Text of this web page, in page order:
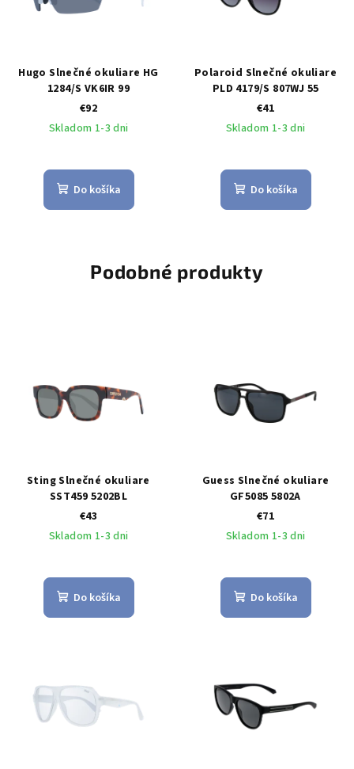
Hugo Slnečné okuliare HG
1284/S VK6IR 99
€92
Skladom 1-3 dni
Do košíka
Polaroid Slnečné okuliare
PLD 4179/S 807WJ 55
€41
Skladom 1-3 dni
Do košíka
Podobné produkty
Sting Slnečné okuliare
SST459 5202BL
€43
Skladom 1-3 dni
Do košíka
Guess Slnečné okuliare
GF5085 5802A
€71
Skladom 1-3 dni
Do košíka